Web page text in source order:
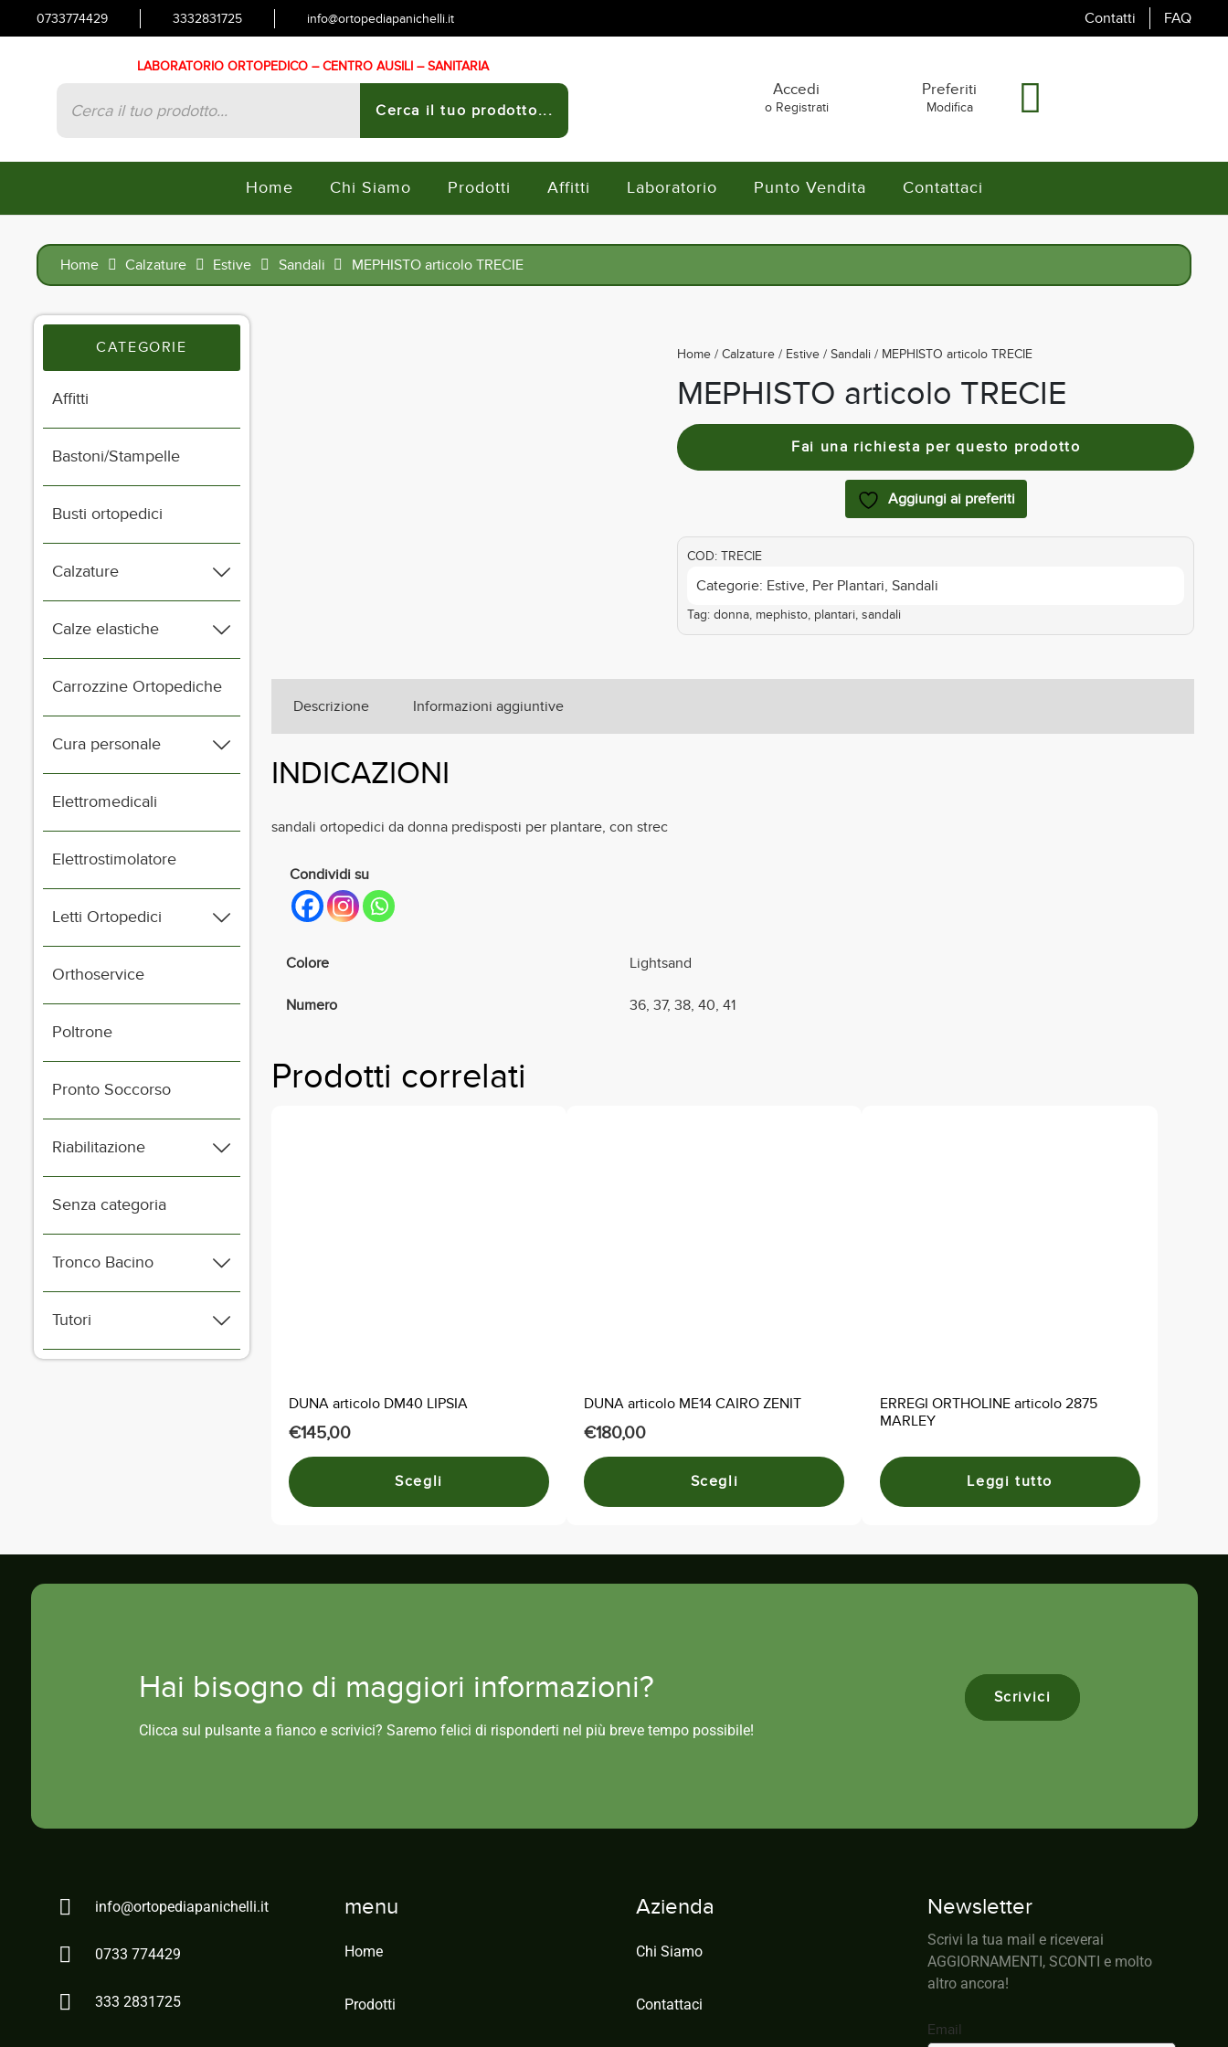
0733774429 3332831725 info@ortopediapanichelli.it Contatti FAQ
LABORATORIO ORTOPEDICO – CENTRO AUSILI – SANITARIA
search
Cerca il tuo prodotto...
Accedi
o Registrati
Preferiti
Modifica
Home Chi Siamo Prodotti Affitti Laboratorio Punto Vendita Contattaci
Home Calzature Estive Sandali MEPHISTO articolo TRECIE
Home /Calzature / Estive /Sandali / MEPHISTO articolo TRECIE
MEPHISTO articolo TRECIE
Aggiungi ai preferiti
COD:TRECIE
Categorie: Estive, Per Plantari,Sandali
Tag:donna, mephisto, plantari,sandali
Descrizione Informazioni aggiuntive
INDICAZIONI
sandali ortopedici da donna predisposti per plantare, con strec
Condividi su
Colore Lightsand
Numero 36, 37, 38, 40, 41
Prodotti correlati
DUNA articolo DM40 LIPSIA
€145,00
Scegli
del
prodotto
DUNA articolo ME14 CAIRO ZENIT
€180,00
Scegli
del
prodotto
ERREGI ORTHOLINE articolo 2875
MARLEY
Leggi tutto
CATEGORIE
Affitti
Bastoni/Stampelle
Busti ortopedici
Calzature
Calze elastiche
Carrozzine Ortopediche
Cura personale
Elettromedicali
Elettrostimolatore
Letti Ortopedici
Orthoservice
Poltrone
Pronto Soccorso
Riabilitazione
Senza categoria
Tronco Bacino
Tutori
Hai bisogno di maggiori informazioni?
Clicca sul pulsante a fianco e scrivici? Saremo felici di risponderti nel più breve tempo possibile!
Scrivici
info@ortopediapanichelli.it
0733 774429
333 2831725
menu
Home
Prodotti
Azienda
Chi Siamo
Contattaci
Newsletter
Scrivi la tua mail e riceverai
AGGIORNAMENTI, SCONTI e molto
altro ancora!
Email